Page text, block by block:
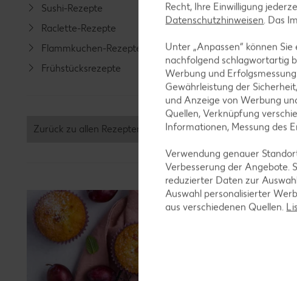
Sushi-Rezepte
Raclette-Rezepte
Flammkuchen-Rezepte
Frühstücksrezepte
Fisch-Rezepte
Geflügel-
Lamm-
Grill-Rezepte
Zurück zu allen Rezepten
Recht, Ihre Einwilligung
Datenschutzhinweisen. Das
Unter „Anpassen“ können
nachfolgend schlagwortartig
Werbung und Erfolgsmessung:
Gewährleistung der
und Anzeige von Werbung
Quellen, Verknüpfung
Informationen, Messung des
Verwendung genauer
Verbesserung der Angebote.
reduzierter Daten zur
Auswahl personalisierter
aus verschiedenen Quellen.